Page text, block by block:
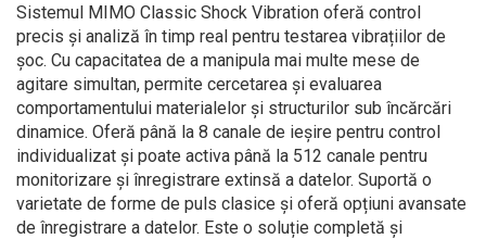
Sonometre
Stații de monitorizare meteo
Alte echipamente de măsurare
Mașini și utilaje industriale
Utilaje feroviare
Mașini de echilibrare dinamică
Sisteme electrodinamice de testare la
vibrații
Condiționere
Anemometre
Sonometre
Stații de monitorizare meteo
Alte echipamente de măsurare
sudură
Boghiuri de cale ferată
Alte utilaje feroviare
Echipament testare sisteme de
franare vehicule feroviare
Macarale portal
Senzori piezoelectrici
Senzori AGS
Microfoane de măsurare
Senzori de deplasare
Senzori seismici
Lunitek
Gill Instruments
ZAGRO
Emanuel
Romell Inc.
Sistemul MIMO Classic Shock Vibration oferă control
precis și analiză în timp real pentru testarea vibrațiilor de
șoc. Cu capacitatea de a manipula mai multe mese de
agitare simultan, permite cercetarea și evaluarea
comportamentului materialelor și structurilor sub încărcări
dinamice. Oferă până la 8 canale de ieșire pentru control
individualizat și poate activa până la 512 canale pentru
monitorizare și înregistrare extinsă a datelor. Suportă o
varietate de forme de puls clasice și oferă opțiuni avansate
de înregistrare a datelor. Este o soluție completă și